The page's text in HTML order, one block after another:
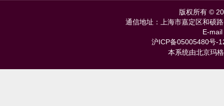
版权所有 ©
通信地址：上海市嘉定区和硕
E-
沪ICP备05005480号-
本系统由北京玛